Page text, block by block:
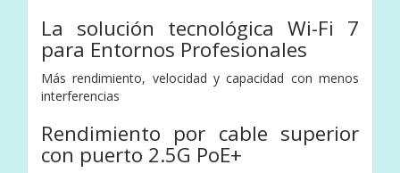
La solución tecnológica Wi-Fi 7
para Entornos Profesionales
Más rendimiento, velocidad y capacidad con menos
interferencias
Rendimiento por cable superior
con puerto 2.5G PoE+